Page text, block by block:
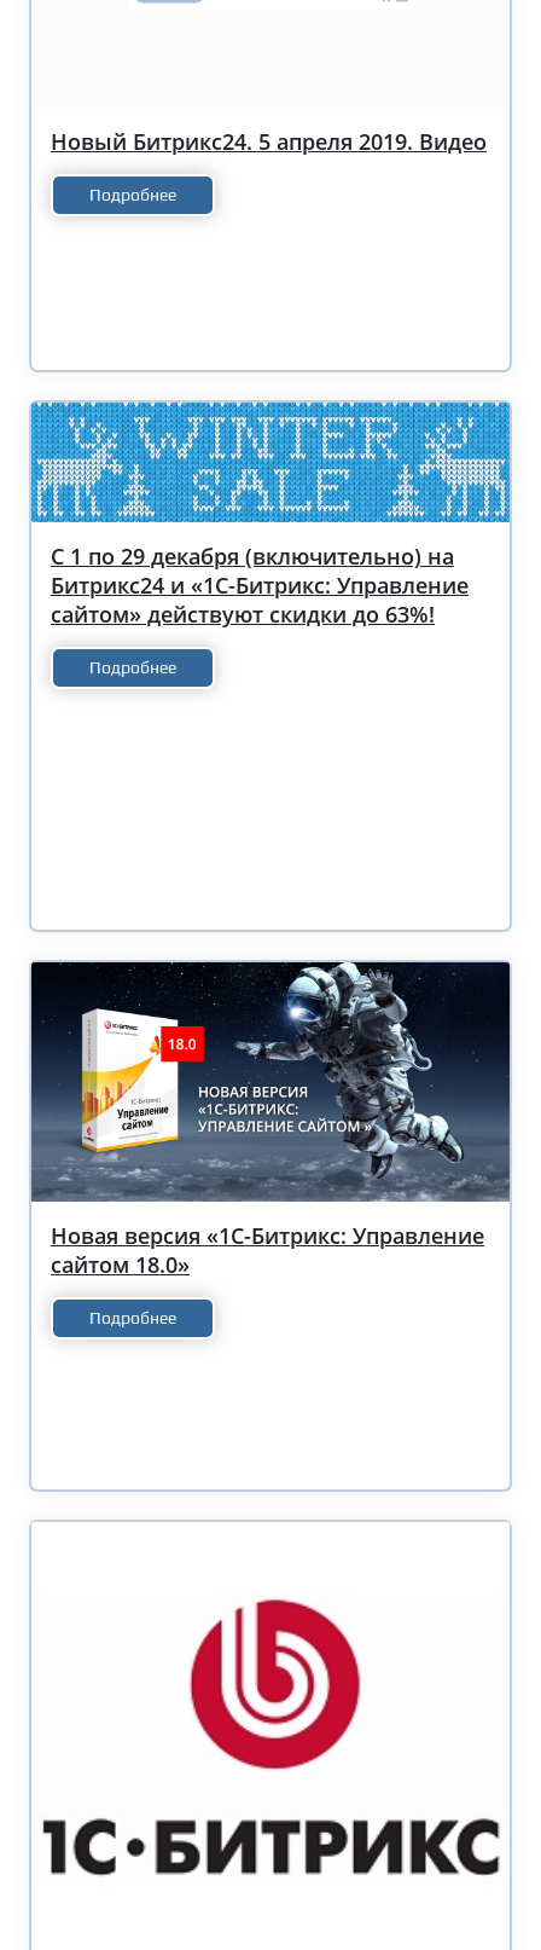
Новый Битрикс24. 5 апреля 2019. Видео
Подробнее
С 1 по 29 декабря (включительно) на
Битрикс24 и «1С-Битрикс: Управление
сайтом» действуют скидки до 63%!
Подробнее
Новая версия «1С-Битрикс: Управление
сайтом 18.0»
Подробнее